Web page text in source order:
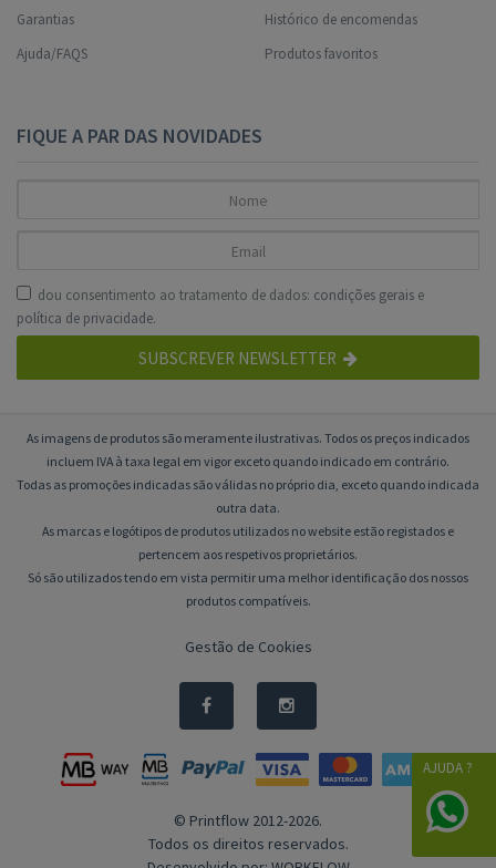
Garantias
Ajuda/FAQS
Histórico de encomendas
Produtos favoritos
FIQUE A PAR DAS NOVIDADES
dou consentimento ao tratamento de dados: condições gerais e
política de privacidade.
SUBSCREVER NEWSLETTER
As imagens de produtos são meramente ilustrativas. Todos os preços indicados
incluem IVA à taxa legal em vigor exceto quando indicado em contrário.
Todas as promoções indicadas são válidas no próprio dia, exceto quando indicada
outra data.
As marcas e logótipos de produtos utilizados no website estão registados e
pertencem aos respetivos proprietários.
Só são utilizados tendo em vista permitir uma melhor identificação dos nossos
produtos compatíveis.
Gestão de Cookies
© Printflow 2012-2026.
Todos os direitos reservados.
AJUDA ?